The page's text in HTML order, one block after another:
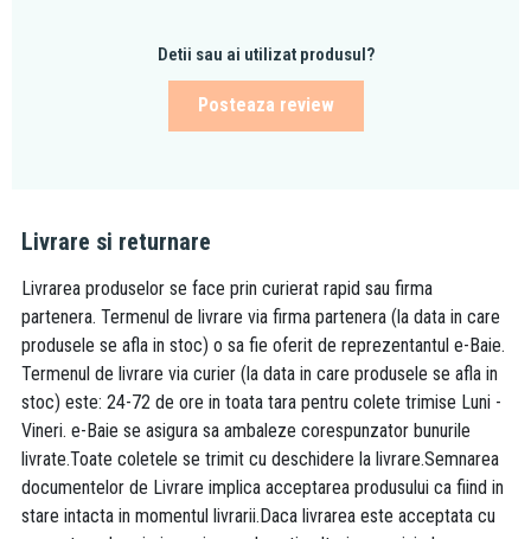
Detii sau ai utilizat produsul?
Posteaza review
Livrare si returnare
Livrarea produselor se face prin curierat rapid sau firma
partenera. Termenul de livrare via firma partenera (la data in care
produsele se afla in stoc) o sa fie oferit de reprezentantul e-Baie.
Termenul de livrare via curier (la data in care produsele se afla in
stoc) este: 24-72 de ore in toata tara pentru colete trimise Luni -
Vineri. e-Baie se asigura sa ambaleze corespunzator bunurile
livrate.Toate coletele se trimit cu deschidere la livrare.Semnarea
documentelor de Livrare implica acceptarea produsului ca fiind in
stare intacta in momentul livrarii.Daca livrarea este acceptata cu